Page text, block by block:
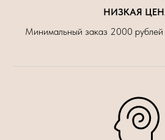
НИЗКАЯ
Минимальный заказ 2000